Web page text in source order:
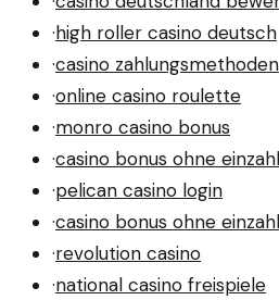
·high roller casino deutsch
·casino zahlungsmethoden
·online casino roulette
·monro casino bonus
·casino bonus ohne
·pelican casino login
·casino bonus ohne
·revolution casino
·national casino freispiele